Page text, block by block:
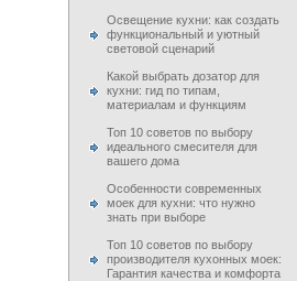
Освещение кухни: как создать
функциональный и уютный
световой сценарий
Какой выбрать дозатор для
кухни: гид по типам,
материалам и функциям
Топ 10 советов по выбору
идеального смесителя для
вашего дома
Особенности современных
моек для кухни: что нужно
знать при выборе
Топ 10 советов по выбору
производителя кухонных моек:
Гарантия качества и комфорта